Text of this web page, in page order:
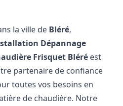
la ville de Bléré,
Dépannage
Frisquet Bléré est
partenaire de confiance
toutes vos besoins en
de chaudière. Notre